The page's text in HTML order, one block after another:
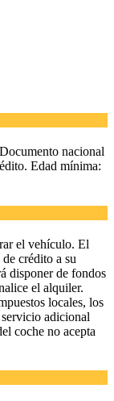
nacional
Edad mínima:
el vehículo. El
crédito a su
disponer de fondos
el alquiler.
locales, los
adicional
coche no acepta